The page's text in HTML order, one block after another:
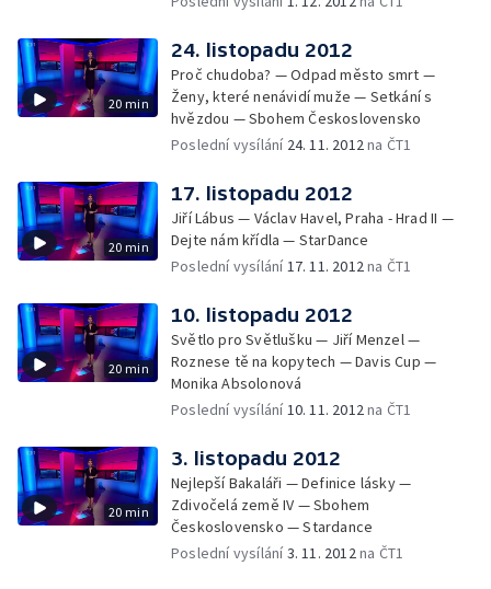
20 min
24. listopadu 2012
Proč chudoba? — Odpad město smrt —
Ženy, které nenávidí muže — Setkání s
hvězdou — Sbohem Československo
Poslední vysílání 24. 11. 2012na ČT1
20 min
17. listopadu 2012
Jiří Lábus — Václav Havel, Praha - Hrad II —
Dejte nám křídla — StarDance
Poslední vysílání17. 11. 2012na ČT1
20 min
10. listopadu 2012
Světlo pro Světlušku — Jiří Menzel —
Roznese tě na kopytech — Davis Cup —
Monika Absolonová
Poslední vysílání10. 11. 2012na ČT1
20 min
3. listopadu 2012
Nejlepší Bakaláři — Definice lásky —
Zdivočelá země IV — Sbohem
Československo — Stardance
Poslední vysílání3. 11. 2012na ČT1